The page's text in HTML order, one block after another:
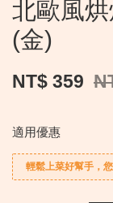
北歐風
(金)
NT$ 359
適用優惠
輕鬆上菜好幫手，